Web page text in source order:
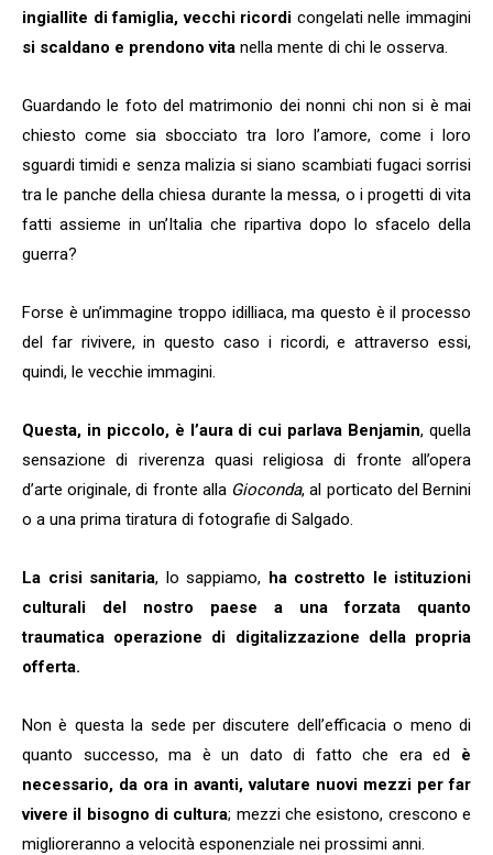
ingiallite di famiglia, vecchi ricordi congelati nelle immagini
si scaldano e prendono vita nella mente di chi le osserva.
Guardando le foto del matrimonio dei nonni chi non si è mai
chiesto come sia sbocciato tra loro l’amore, come i loro
sguardi timidi e senza malizia si siano scambiati fugaci sorrisi
tra le panche della chiesa durante la messa, o i progetti di vita
fatti assieme in un’Italia che ripartiva dopo lo sfacelo della
guerra?
Forse è un’immagine troppo idilliaca, ma questo è il processo
del far rivivere, in questo caso i ricordi, e attraverso essi,
quindi, le vecchie immagini.
Questa, in piccolo, è l’aura di cui parlava Benjamin, quella
sensazione di riverenza quasi religiosa di fronte all’opera
d’arte originale, di fronte alla Gioconda, al porticato del Bernini
o a una prima tiratura di fotografie di Salgado.
La crisi sanitaria, lo sappiamo, ha costretto le istituzioni
culturali del nostro paese a una forzata quanto
traumatica operazione di digitalizzazione della propria
offerta.
Non è questa la sede per discutere dell’efficacia o meno di
quanto successo, ma è un dato di fatto che era ed è
necessario, da ora in avanti, valutare nuovi mezzi per far
vivere il bisogno di cultura; mezzi che esistono, crescono e
miglioreranno a velocità esponenziale nei prossimi anni.